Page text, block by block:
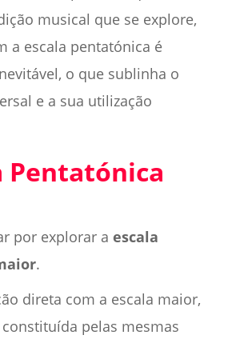
musical que se explore,
a escala pentatónica é
o que sublinha o
e a sua utilização
Pentatónica
por explorar a escala
.
direta com a escala maior,
pelas mesmas